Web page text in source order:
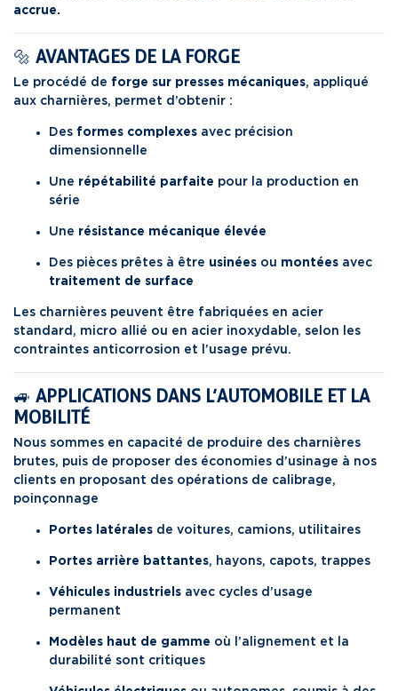
accrue.
🔩 AVANTAGES DE LA FORGE
Le procédé de forge sur presses mécaniques, appliqué
aux charnières, permet d’obtenir :
Des formes complexes avec précision
dimensionnelle
Une répétabilité parfaite pour la production en
série
Une résistance mécanique élevée
Des pièces prêtes à être usinées ou montées avec
traitement de surface
Les charnières peuvent être fabriquées en acier
standard, micro allié ou en acier inoxydable, selon les
contraintes anticorrosion et l’usage prévu.
🚙 APPLICATIONS DANS L’AUTOMOBILE ET LA
MOBILITÉ
Nous sommes en capacité de produire des charnières
brutes, puis de proposer des économies d’usinage à nos
clients en proposant des opérations de calibrage,
poinçonnage
Portes latérales de voitures, camions, utilitaires
Portes arrière battantes, hayons, capots, trappes
Véhicules industriels avec cycles d’usage
permanent
Modèles haut de gamme où l’alignement et la
durabilité sont critiques